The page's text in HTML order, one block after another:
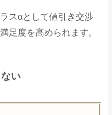
スαとして値引き交渉
足度を高められます。
い